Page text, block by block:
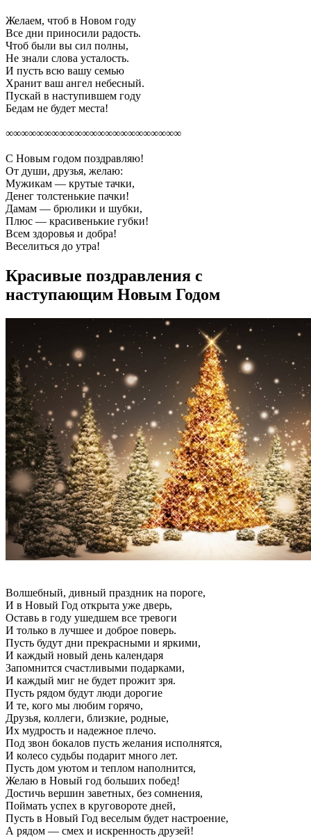
Желаем, чтоб в Новом году
Все дни приносили радость.
Чтоб были вы сил полны,
Не знали слова усталость.
И пусть всю вашу семью
Хранит ваш ангел небесный.
Пускай в наступившем году
Бедам не будет места!
∞∞∞∞∞∞∞∞∞∞∞∞∞∞∞∞∞∞∞∞∞∞∞
С Новым годом поздравляю!
От души, друзья, желаю:
Мужикам — крутые тачки,
Денег толстенькие пачки!
Дамам — брюлики и шубки,
Плюс — красивенькие губки!
Всем здоровья и добра!
Веселиться до утра!
Красивые поздравления с
наступающим Новым Годом
Волшебный, дивный праздник на пороге,
И в Новый Год открыта уже дверь,
Оставь в году ушедшем все тревоги
И только в лучшее и доброе поверь.
Пусть будут дни прекрасными и яркими,
И каждый новый день календаря
Запомнится счастливыми подарками,
И каждый миг не будет прожит зря.
Пусть рядом будут люди дорогие
И те, кого мы любим горячо,
Друзья, коллеги, близкие, родные,
Их мудрость и надежное плечо.
Под звон бокалов пусть желания исполнятся,
И колесо судьбы подарит много лет.
Пусть дом уютом и теплом наполнится,
Желаю в Новый год больших побед!
Достичь вершин заветных, без сомнения,
Поймать успех в круговороте дней,
Пусть в Новый Год веселым будет настроение,
А рядом — смех и искренность друзей!